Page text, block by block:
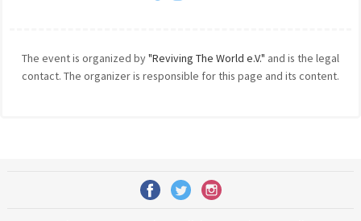
The event is organized by"Reviving The World e.V." and is the legal
contact. The organizer is responsible for this page and its content.